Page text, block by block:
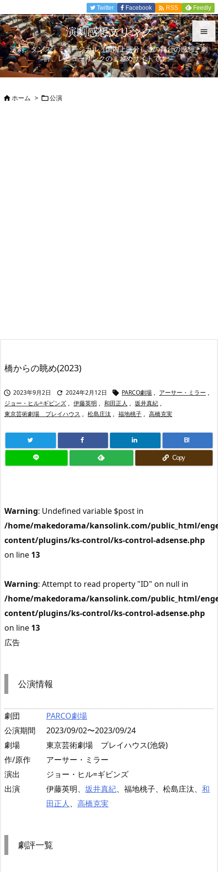


メニュ

Twitter Facebook  RSS Feedly
演劇感想文リンク
演劇、ダンス、ミュージカル（国内上演分）等の舞台の感想、劇
評、レビューリンクのまとめサイトです。
ホーム > 公演
橋からの眺め(2023)
 2023年9月2日  2024年2月12日  PARCO劇場 , アーサー・ミラー ,
ジョー・ヒル=ギビンズ , 伊藤英明 , 和田正人 , 坂井真紀 ,
東京芸術劇場 プレイハウス , 松島庄汰 , 福地桃子 , 高橋克実
B!
Copy
Warning: Undefined variable $post in
/home/makedorama/kansolink.com/public_html/
content/plugins/ks-control/ks-control-adsense.php
on line 13
Warning: Attempt to read property "ID" on null in
/home/makedorama/kansolink.com/public_html/
content/plugins/ks-control/ks-control-adsense.php
on line 13
広告
公演情報
劇団
PARCO劇場
公演期間
2023/09/02〜2023/09/24
劇場
東京芸術劇場 プレイハウス(池袋)
作/原作
アーサー・ミラー
演出
ジョー・ヒル=ギビンズ
出演
伊藤英明、 坂井真紀、福地桃子、松島庄汰、 和
田正人、 高橋克実
劇評一覧